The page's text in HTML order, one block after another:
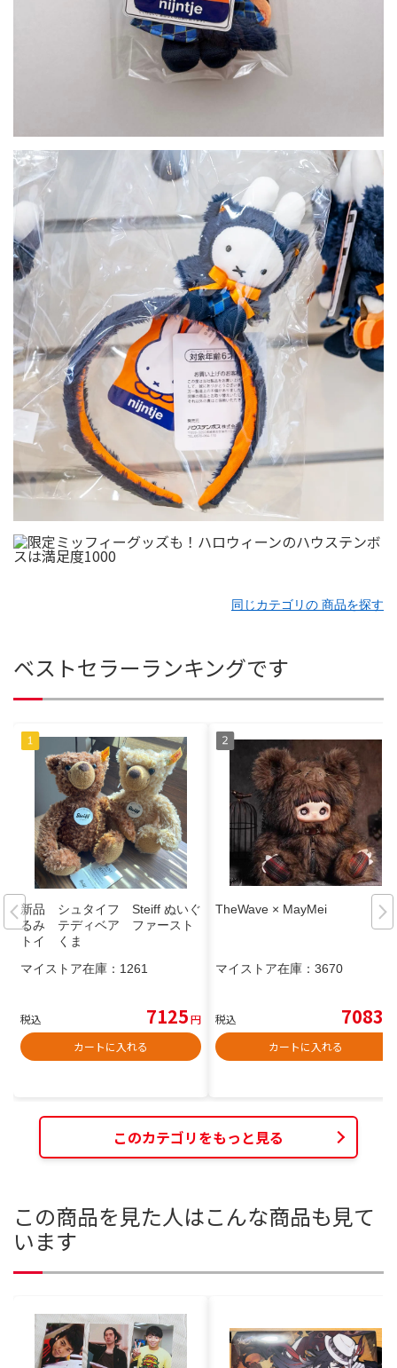
同じカテゴリの 商品を探す
ベストセラーランキングです
新品 シュタイフ Steiff ぬいぐ
るみ テディベア ファースト
トイ くま
マイストア在庫： 1261
税込 7125円
カートに入れる
TheWave × MayMei
マイストア在庫： 3670
税込 7083
カートに入れる
このカテゴリをもっと見る
この商品を見た人はこんな商品も見て
います